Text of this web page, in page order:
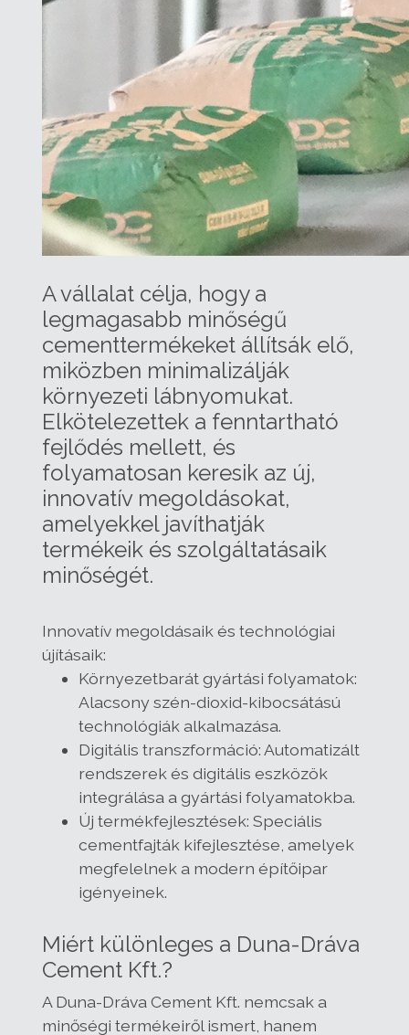
A vállalat célja, hogy a
legmagasabb minőségű
cementtermékeket állítsák elő,
miközben minimalizálják
környezeti lábnyomukat.
Elkötelezettek a fenntartható
fejlődés mellett, és
folyamatosan keresik az új,
innovatív megoldásokat,
amelyekkel javíthatják
termékeik és szolgáltatásaik
minőségét.
Innovatív megoldásaik és technológiai
újításaik:
Környezetbarát gyártási folyamatok:
Alacsony szén-dioxid-kibocsátású
technológiák alkalmazása.
Digitális transzformáció: Automatizált
rendszerek és digitális eszközök
integrálása a gyártási folyamatokba.
Új termékfejlesztések: Speciális
cementfajták kifejlesztése, amelyek
megfelelnek a modern építőipar
igényeinek.
Miért különleges a Duna-Dráva
Cement Kft.?
A Duna-Dráva Cement Kft. nemcsak a
minőségi termékeiről ismert, hanem